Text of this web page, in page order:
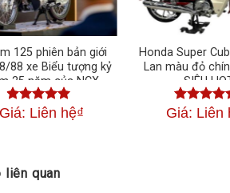
125 phiên bản giới
88 xe Biểu tượng kỷ
25 năm của NCX
Honda
Được xếp
Giá: Liên hệ₫
Honda Super
Lan màu đỏ
SIÊU
Được xếp
Giá: Liên
liên quan